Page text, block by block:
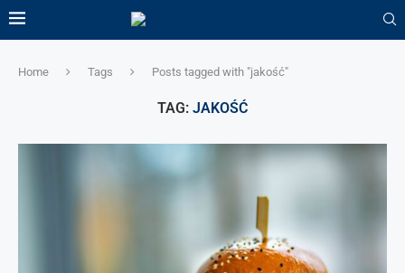
Home Tags Posts tagged with "jakość"
TAG: JAKOŚĆ